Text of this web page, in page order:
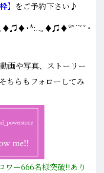
】 をご予約下さい♪
･*:..｡♦♫♦*ﾟ¨ﾟﾟ･
画や写真、ストーリー
ちらもフォローしてみ
ワー666名様突破!!あり